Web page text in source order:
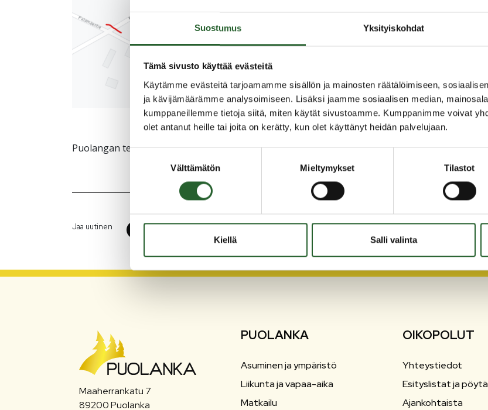
Suostumus Yksityiskohdat
Tämä sivusto käyttää evästeitä
Käytämme evästeitä tarjoamamme sisällön ja mainosten räätälöimiseen,
ja kävijämäärämme analysoimiseen. Lisäksi jaamme sosiaalisen median,
kumppaneillemme tietoja siitä, miten käytät sivustoamme. Kumppanimme voivat
olet antanut heille tai joita on kerätty, kun olet käyttänyt heidän palvelujaan.
Suostumuksen
Välttämätön Mieltymykset Tilastot
Kiellä Salli valinta
Puolangan tekninen toimi
Jaa uutinen
Maaherrankatu 7
89200 Puolanka
PUOLANKA
Asuminen ja ympäristö
Liikunta ja vapaa-aika
Matkailu
OIKOPOLUT
Yhteystiedot
Esityslistat ja
Ajankohtaista